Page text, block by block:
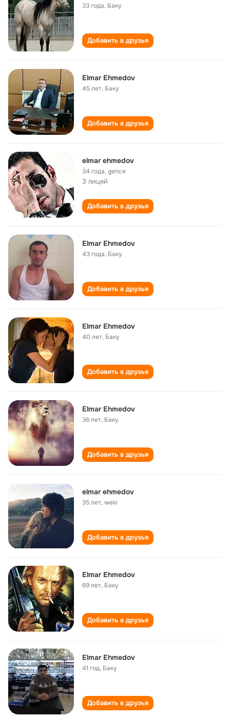
33 года, Баку
Добавить в друзья
Elmar Ehmedov
45 лет, Баку
Добавить в друзья
elmar ehmedov
34 года,gence
3 лицей
Добавить в друзья
Elmar Ehmedov
43 года, Баку
Добавить в друзья
Elmar Ehmedov
40 лет, Баку
Добавить в друзья
Elmar Ehmedov
36 лет, Баку
Добавить в друзья
elmar ehmedov
35 лет,weki
Добавить в друзья
Elmar Ehmedov
69 лет, Баку
Добавить в друзья
Elmar Ehmedov
41 год, Баку
Добавить в друзья